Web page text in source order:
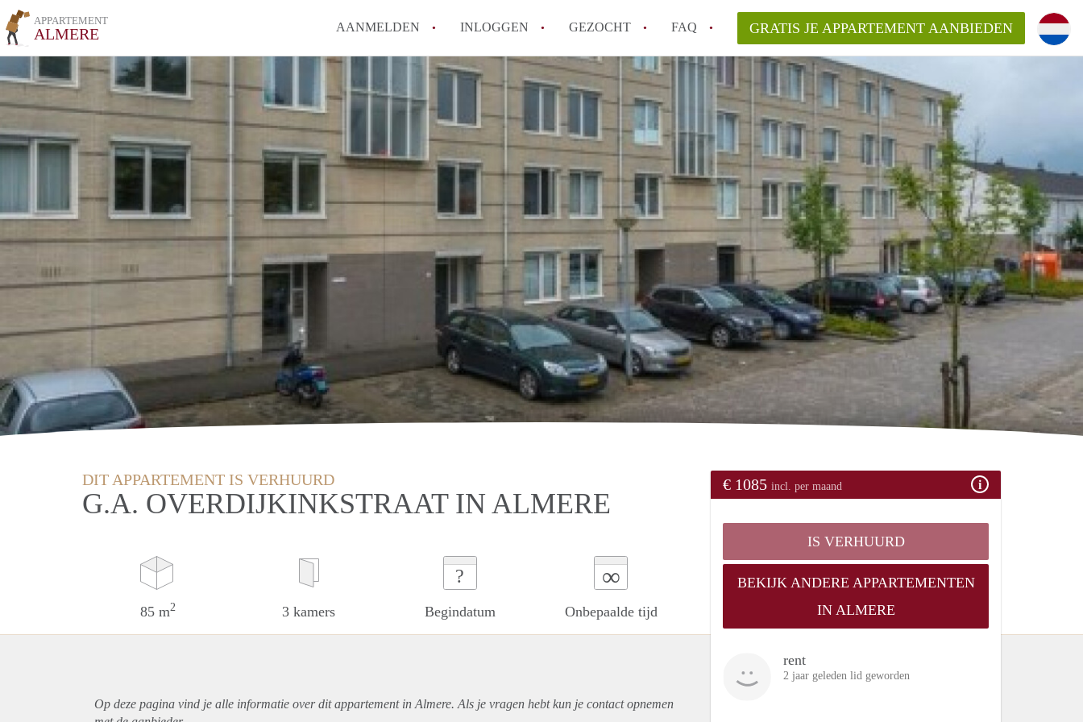
APPARTEMENT
ALMERE AANMELDEN INLOGGEN GEZOCHT FAQ
How to translate AppartementAlmere!
Wat is AppartementAlmere?
Hoeveel kost het om te reageren op een Appartement in Almere?
Wat is de privacyverklaring van AppartementAlmere?
Berekent AppartementAlmere
makelaarsvergoeding/bemiddelingsvergoeding?
GRATIS JE APPARTEMENT AANBIEDEN
DIT APPARTEMENT IS VERHUURD
G.A. OVERDIJKINKSTRAAT IN ALMERE
85 m2 3 kamers
?
Begindatum
∞
Onbepaalde tijd
€ 1085 incl. per maand
IS VERHUURD
BEKIJK ANDERE APPARTEMENTEN
IN ALMERE
rent
2 jaar geleden lid geworden
Op deze pagina vind je alle informatie over ditappartementin Almere. Als je vragen hebt kun je contact opnemen